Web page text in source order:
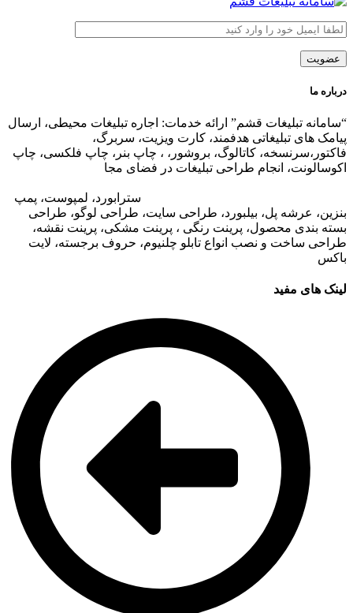
درباره ما
“سامانه تبلیغات قشم” ارائه خدمات: اجاره تبلیغات محیطی، ارسال
پیامک های تبلیغاتی هدفمند، کارت ویزیت، سربرگ،
فاکتور،سرنسخه، کاتالوگ، بروشور، ، چاپ بنر، چاپ فلکسی، چاپ
اکوسالونت، انجام طراحی تبلیغات در فضای مجا
سترابورد، لمپوست، پمپ
بنزین، عرشه پل، بیلبورد، طراحی سایت، طراحی لوگو، طراحی
بسته بندی محصول، پرینت رنگی ، پرینت مشکی، پرینت نقشه،
طراحی ساخت و نصب انواع تابلو چلنیوم، حروف برجسته، لایت
باکس
لینک های مفید